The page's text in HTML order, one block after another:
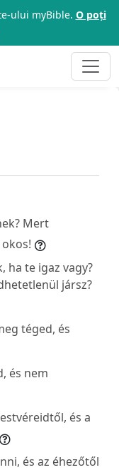
ului myBible. O poți
Mert
ha te igaz vagy?
jársz?
téged, és
és nem
és a
és az éhezőtől